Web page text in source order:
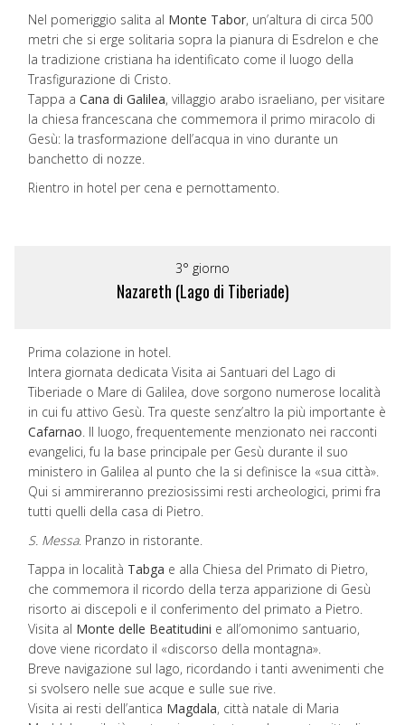
Nel pomeriggio salita al Monte Tabor, un’altura di circa 500
metri che si erge solitaria sopra la pianura di Esdrelon e che
la tradizione cristiana ha identificato come il luogo della
Trasfigurazione di Cristo.
Tappa a Cana di Galilea, villaggio arabo israeliano, per visitare
la chiesa francescana che commemora il primo miracolo di
Gesù: la trasformazione dell’acqua in vino durante un
banchetto di nozze.
Rientro in hotel per cena e pernottamento.
3° giorno
Nazareth (Lago di Tiberiade)
Prima colazione in hotel.
Intera giornata dedicata Visita ai Santuari del Lago di
Tiberiade o Mare di Galilea, dove sorgono numerose località
in cui fu attivo Gesù. Tra queste senz’altro la più importante è
Cafarnao . Il luogo, frequentemente menzionato nei racconti
evangelici, fu la base principale per Gesù durante il suo
ministero in Galilea al punto che la si definisce la «sua città».
Qui si ammireranno preziosissimi resti archeologici, primi fra
tutti quelli della casa di Pietro.
S. Messa. Pranzo in ristorante.
Tappa in località Tabga e alla Chiesa del Primato di Pietro,
che commemora il ricordo della terza apparizione di Gesù
risorto ai discepoli e il conferimento del primato a Pietro.
Visita al Monte delle Beatitudini e all’omonimo santuario,
dove viene ricordato il «discorso della montagna».
Breve navigazione sul lago, ricordando i tanti avvenimenti che
si svolsero nelle sue acque e sulle sue rive.
Visita ai resti dell’antica Magdala, città natale di Maria